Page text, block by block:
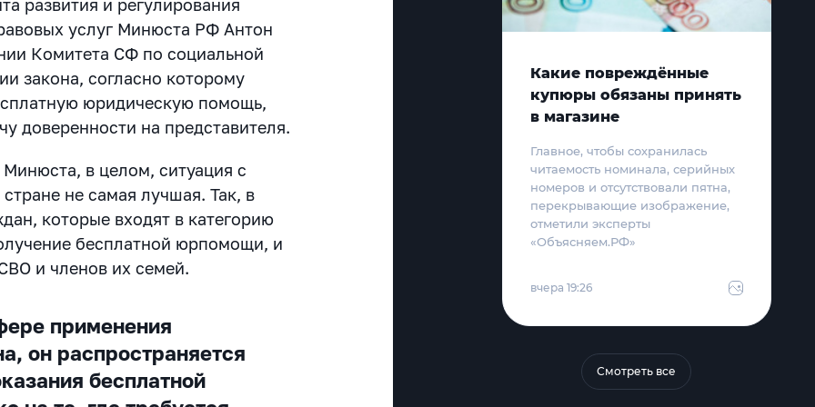
развития и регулирования
услуг Минюста РФ Антон
Комитета СФ по социальной
закона, согласно которому
юридическую помощь,
доверенности на представителя.
в целом, ситуация с
не самая лучшая. Так, в
которые входят в категорию
бесплатной юрпомощи, и
и членов их семей.
применения
он распространяется
бесплатной
Какие повреждённые
купюры обязаны принять
в магазине
Главное, чтобы сохранилась
читаемость номинала, серийных
номеров и отсутствовали пятна,
перекрывающие изображение,
отметили эксперты
«Объясняем.РФ»
вчера 19:26
Смотреть все